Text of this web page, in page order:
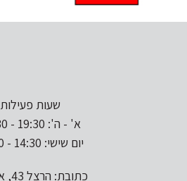
שעות פעילות
א' - ה': 19:30 - 08:30
יום שישי: 14:30 - 08:30
כתובת: הרצל 43, אשקלון